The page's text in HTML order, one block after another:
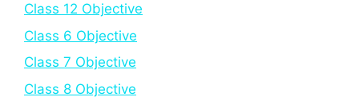
Class 12 Objective
Class 6 Objective
Class 7 Objective
Class 8 Objective